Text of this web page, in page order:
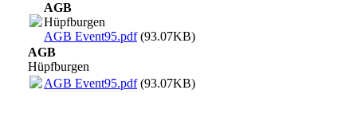
AGB
Hüpfburgen
AGB Event95.pdf(93.07KB)
AGB
Hüpfburgen
AGB Event95.pdf(93.07KB)